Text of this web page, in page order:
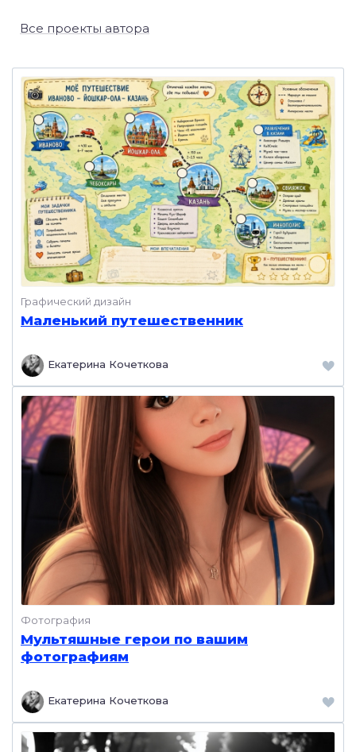
Все проекты автора
Графический дизайн
Маленький путешественник
Екатерина Кочеткова
Фотография
Мультяшные герои по вашим
фотографиям
Екатерина Кочеткова